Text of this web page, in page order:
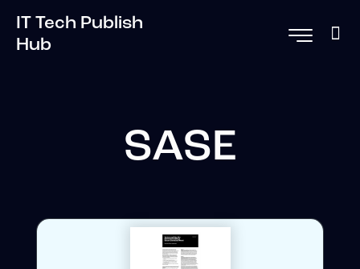
IT Tech Publish
Hub
SASE